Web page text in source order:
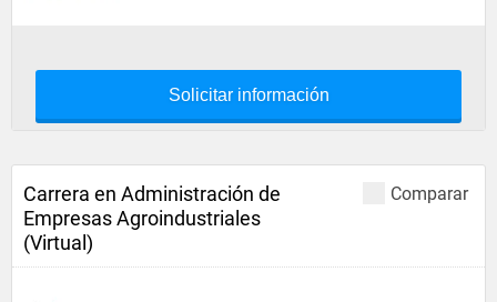
Solicitar información
Comparar
Carrera en Administración de
Empresas Agroindustriales
(Virtual)